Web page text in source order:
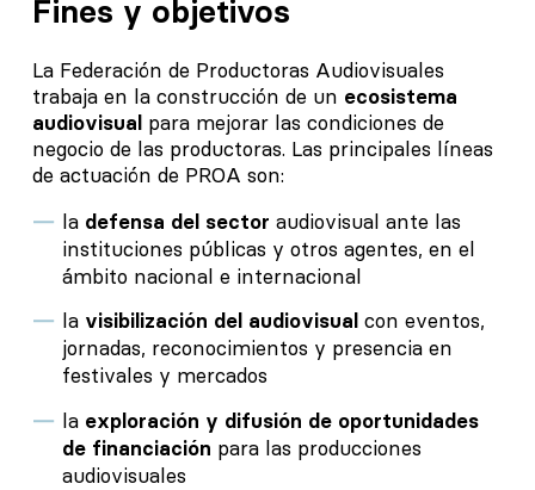
Fines y objetivos
La Federación de Productoras Audiovisuales
trabaja en la construcción de un ecosistema
audiovisualpara mejorar las condiciones de
negocio de las productoras. Las principales líneas
de actuación de PROA son:
la defensa del sector audiovisual ante las
instituciones públicas y otros agentes, en el
ámbito nacional e internacional
la visibilización del audiovisual con eventos,
jornadas, reconocimientos y presencia en
festivales y mercados
la exploración y difusión de oportunidades
de financiación para las producciones
audiovisuales